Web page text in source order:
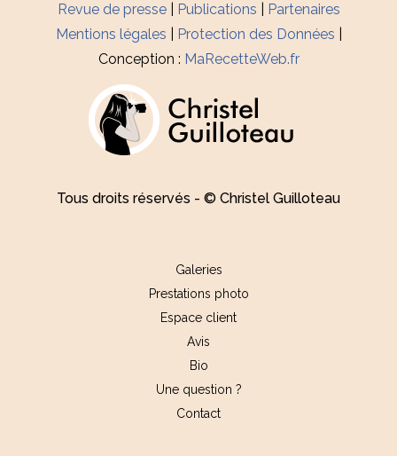
Revue de presse| Publications
Partenaires
Mentions légales
Protection des Données
Conception : MaRecetteWeb.fr
Tous droits réservés - © Christel Guilloteau
Galeries
Prestations photo
Espace client
Avis
Bio
Une question ?
Contact